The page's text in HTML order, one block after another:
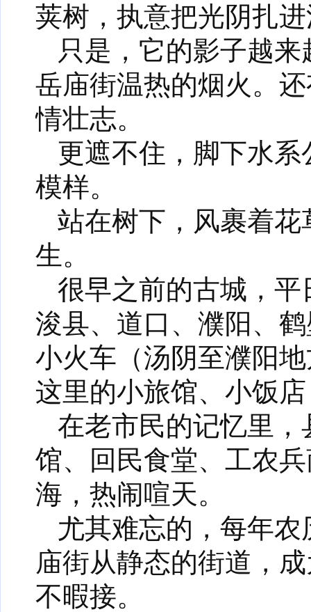
荚树，执意把光阴扎
只是，它的影子越
岳庙街温热的烟火。
情壮志。
更遮不住，脚下水
模样。
站在树下，风裹着
生。
很早之前的古城，
浚县、道口、濮阳、
小火车（汤阴至濮阳
这里的小旅馆、小饭
在老市民的记忆里
馆、回民食堂、工农
海，热闹喧天。
尤其难忘的，每年
庙街从静态的街道，
不暇接。